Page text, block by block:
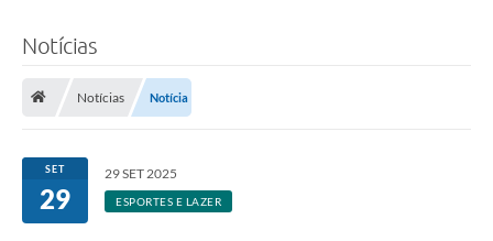
Notícias
Notícias Notícia
SET
29
29 SET 2025
ESPORTES E LAZER